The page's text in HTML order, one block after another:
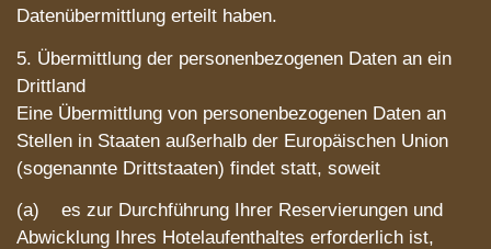
Datenübermittlung erteilt haben.
5. Übermittlung der personenbezogenen Daten an ein
Drittland
Eine Übermittlung von personenbezogenen Daten an
Stellen in Staaten außerhalb der Europäischen Union
(sogenannte Drittstaaten) findet statt, soweit
(a) es zur Durchführung Ihrer Reservierungen und
Abwicklung Ihres Hotelaufenthaltes erforderlich ist,